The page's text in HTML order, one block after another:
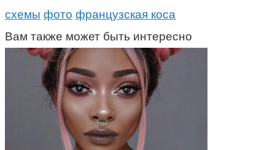
схемы фото французская коса
Вам также может быть интересно